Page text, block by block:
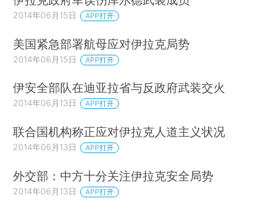
2014年06月15日 APP打开
美国紧急部署航母应对伊拉克局势
2014年06月15日 APP打开
伊安全部队在迪亚拉省与反政府武装交火
2014年06月13日 APP打开
联合国机构称正应对伊拉克人道主义状况
2014年06月13日 APP打开
外交部：中方十分关注伊拉克安全局势
2014年06月13日 APP打开